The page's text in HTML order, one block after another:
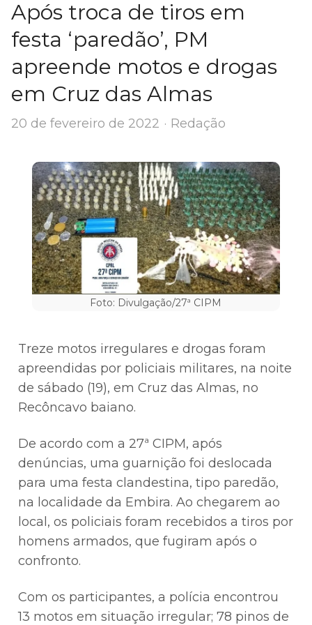
Após troca de tiros em
festa ‘paredão’, PM
apreende motos e drogas
em Cruz das Almas
20 de fevereiro de 2022 Author
Redação
Foto: Divulgação/27ª CIPM
Treze motos irregulares e drogas foram
apreendidas por policiais militares, na noite
de sábado (19), em Cruz das Almas, no
Recôncavo baiano.
De acordo com a 27ª CIPM, após
denúncias, uma guarnição foi deslocada
para uma festa clandestina, tipo paredão,
na localidade da Embira. Ao chegarem ao
local, os policiais foram recebidos a tiros por
homens armados, que fugiram após o
confronto.
Com os participantes, a polícia encontrou
13 motos em situação irregular; 78 pinos de